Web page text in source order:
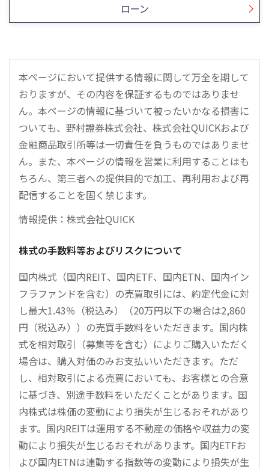
ローン
本ページにおいて提供する情報に関して万全を期して
おりますが、その内容を保証するものではありませ
ん。本ページの情報に基づいて被ったいかなる損害に
ついても、野村證券株式会社、株式会社QUICKおよび
金融商品取引所等は一切責任を負うものではありませ
ん。また、本ページの情報を営業に利用することはも
ちろん、第三者への提供目的で加工、再利用および再
配信することを固く禁じます。
情報提供：株式会社QUICK
株式の手数料等およびリスクについて
国内株式（国内REIT、国内ETF、国内ETN、国内イン
フラファンドを含む）の売買取引には、約定代金に対
し最大1.43％（税込み）（20万円以下の場合は2,860
円（税込み））の売買手数料をいただきます。国内株
式を相対取引（募集等を含む）によりご購入いただく
場合は、購入対価のみお支払いいただきます。ただ
し、相対取引による売買においても、お客様との合意
に基づき、別途手数料をいただくことがあります。国
内株式は株価の変動により損失が生じるおそれがあり
ます。国内REITは運用する不動産の価格や収益力の変
動により損失が生じるおそれがあります。国内ETFお
よび国内ETNは連動する指数等の変動により損失が生